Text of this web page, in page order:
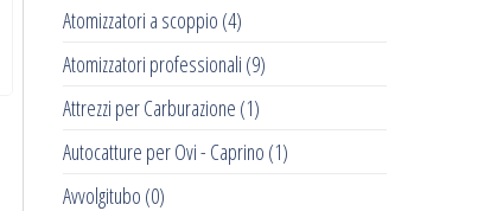
Atomizzatori a scoppio (4)
Atomizzatori professionali (9)
Attrezzi per Carburazione (1)
Autocatture per Ovi - Caprino (1)
Avvolgitubo (0)